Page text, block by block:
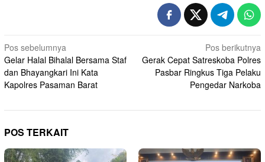
Navigasi
pos
Pos sebelumnya
Gelar Halal Bihalal Bersama Staf
dan Bhayangkari Ini Kata
Kapolres Pasaman Barat
Pos berikutnya
Gerak Cepat Satreskoba Polres
Pasbar Ringkus Tiga Pelaku
Pengedar Narkoba
POS TERKAIT